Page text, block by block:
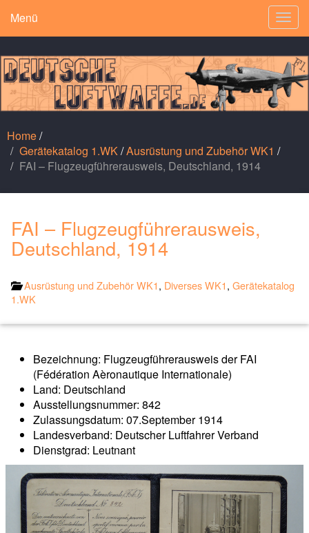
Menü
Home/
Gerätekatalog 1.WK/Ausrüstung und Zubehör WK1 /
FAI – Flugzeugführerausweis, Deutschland, 1914
FAI – Flugzeugführerausweis,
Deutschland, 1914
Ausrüstung und Zubehör WK1, Diverses WK1, Gerätekatalog
1.WK
Bezeichnung: Flugzeugführerausweis der FAI
(Fédération Aèronautique Internationale)
Land: Deutschland
Ausstellungsnummer: 842
Zulassungsdatum: 07.September 1914
Landesverband: Deutscher Luftfahrer Verband
Dienstgrad: Leutnant